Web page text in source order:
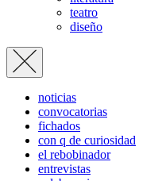
teatro
diseño
noticias
convocatorias
fichados
con q de curiosidad
el rebobinador
entrevistas